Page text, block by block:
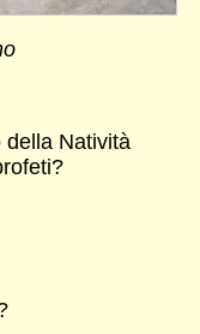
della Natività